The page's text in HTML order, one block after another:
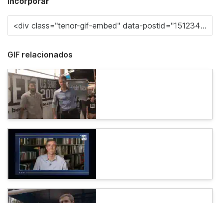
GIF relacionados